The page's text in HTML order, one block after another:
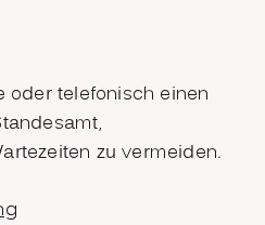
oder telefonisch einen
zu vermeiden.